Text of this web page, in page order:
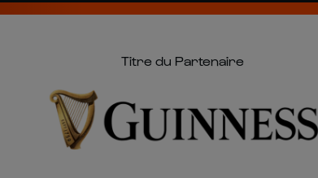
Titre du Partenaire